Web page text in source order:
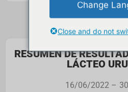
RESUMEN DE
LÁCTEO
16/06/2022 –
Change
Close and do not